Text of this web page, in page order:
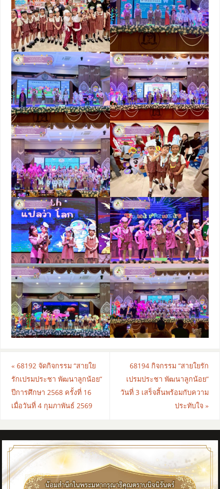
«68192 จัดกิจกรรม “สายใย
รักเปรมประชา พัฒนาลูกน้อย”
ปีการศึกษา 2568 ครั้งที่ 16
เมื่อวันที่ 4 กุมภาพันธ์ 2569
68194 กิจกรรม “สายใยรัก
เปรมประชา พัฒนาลูกน้อย”
วันที่ 3 เสร็จสิ้นพร้อมกับความ
ประทับใจ»